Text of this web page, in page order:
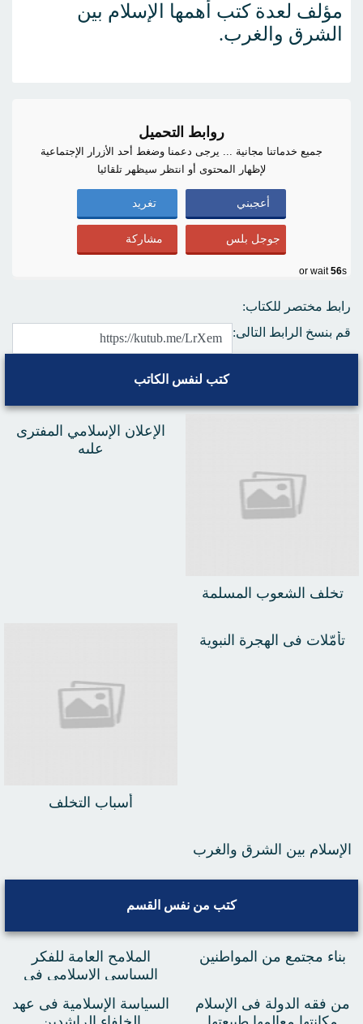
مؤلف لعدة كتب أهمها الإسلام بين
الشرق والغرب.
روابط التحميل
جميع خدماتنا مجانية ... يرجى دعمنا وضغط أحد الأزرار الإجتماعية
لإظهار المحتوى أو انتظر سيظهر تلقائيا
أعجبني تغريد
جوجل بلس مشاركة
or wait55s
رابط مختصر للكتاب:
قم بنسخ الرابط التالى:
كتب لنفس الكاتب
تخلف الشعوب المسلمة
الإعلان الإسلامي المفترى
عليه
تأمّلات فى الهجرة النبوية
أسباب التخلف
الإسلام بين الشرق والغرب
كتب من نفس القسم
بناء مجتمع من المواطنين
الملامح العامة للفكر
السياسى الإسلامى فى
من فقه الدولة فى الإسلام
السياسة الإسلامية فى عهد